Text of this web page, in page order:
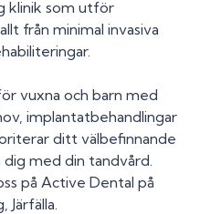
klinik som utför
från minimal invasiva
vuxna och barn med
implantatbehandlingar
ditt välbefinnande
med din tandvård.
på Active Dental på
Järfälla.